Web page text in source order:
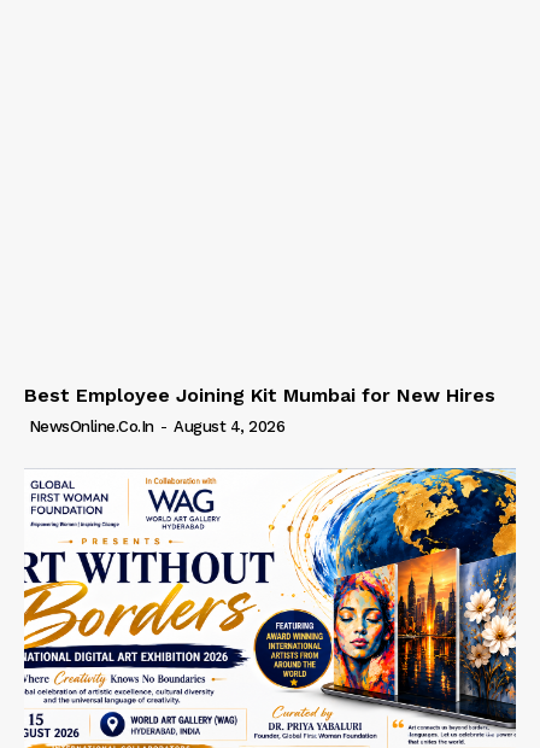
Best Employee Joining Kit Mumbai for New Hires
NewsOnline.co.in - August 4, 2026